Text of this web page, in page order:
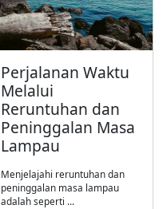
Perjalanan Waktu
Melalui
Reruntuhan dan
Peninggalan Masa
Lampau
Menjelajahi reruntuhan dan
peninggalan masa lampau
adalah seperti ...